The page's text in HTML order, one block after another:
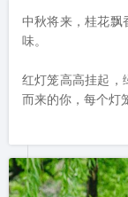
中秋将来，桂花飘
味。
红灯笼高高挂起，
而来的你，每个灯